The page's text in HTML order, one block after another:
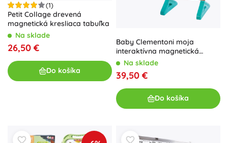
(1)
Petit Collage drevená
magnetická kresliaca tabuľka
Na sklade
26,50 €
Do košíka
Baby Clementoni moja
interaktívna magnetická
kresliaca tabuľa 2v1
Na sklade
39,50 €
Do košíka